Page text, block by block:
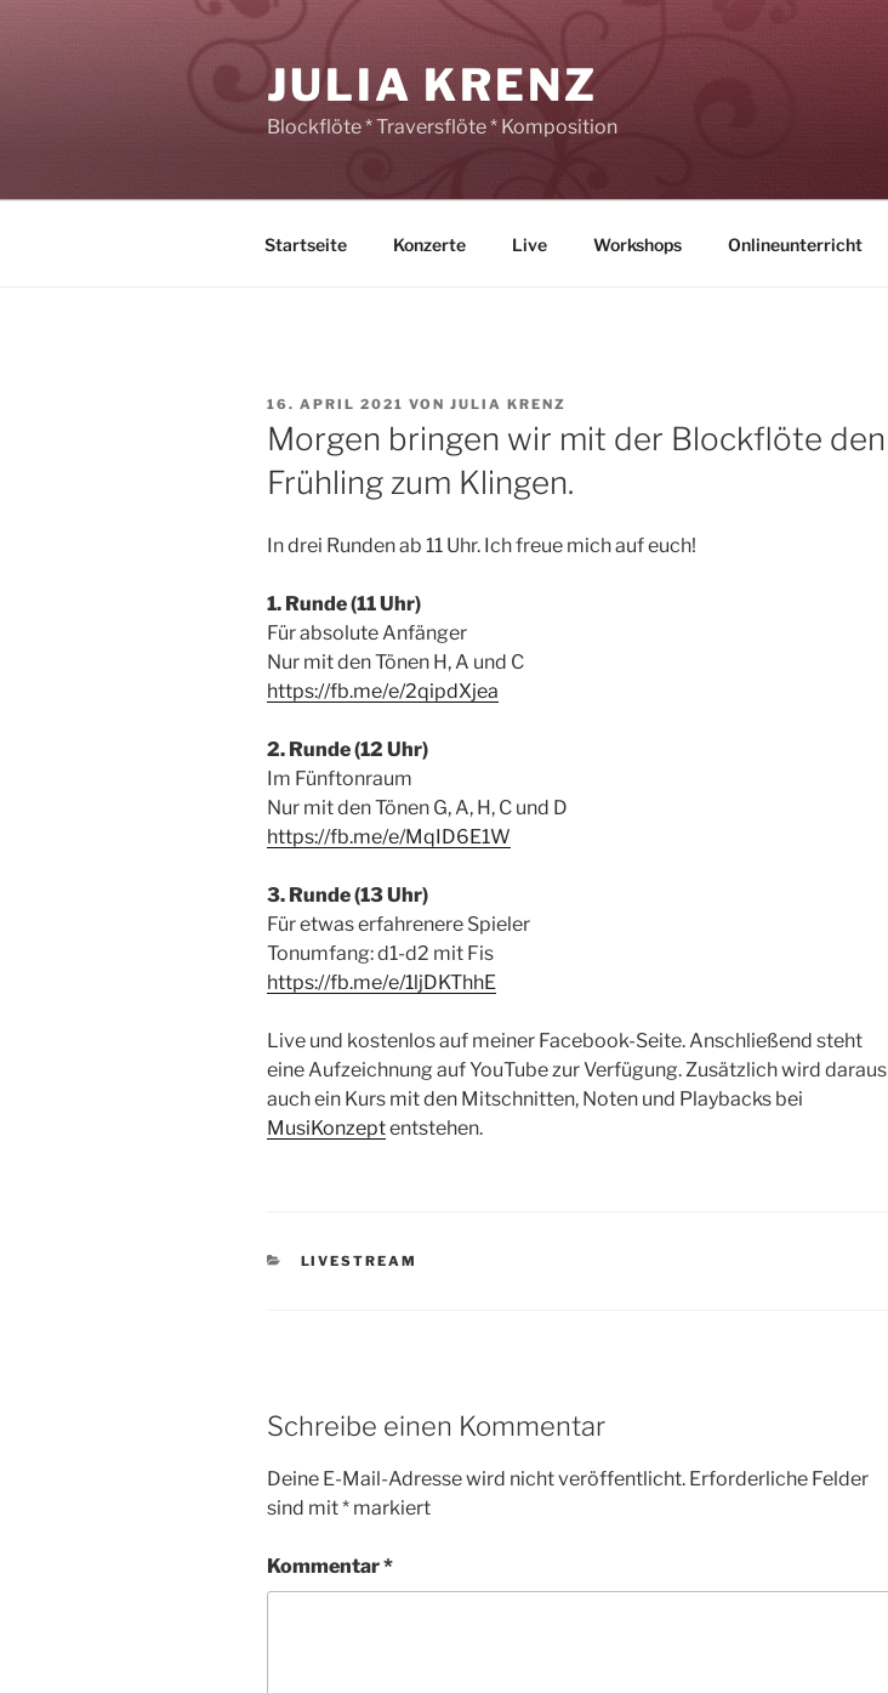
JULIA KRENZ
Blockflöte * Traversflöte * Komposition
Startseite Konzerte Live Workshops Onlineunterricht
VERÖFFENTLICHT
AM
16. APRIL 2021 VON JULIA KRENZ
Morgen bringen wir mit der Blockflöte den
Frühling zum Klingen.
In drei Runden ab 11 Uhr. Ich freue mich auf euch!
1. Runde (11 Uhr)
Für absolute Anfänger
Nur mit den Tönen H, A und C
https://fb.me/e/2qipdXjea
2. Runde (12 Uhr)
Im Fünftonraum
Nur mit den Tönen G, A, H, C und D
https://fb.me/e/MqID6E1W
3. Runde (13 Uhr)
Für etwas erfahrenere Spieler
Tonumfang: d1-d2 mit Fis
https://fb.me/e/1ljDKThhE
Live und kostenlos auf meiner Facebook-Seite. Anschließend steht
eine Aufzeichnung auf YouTube zur Verfügung. Zusätzlich wird daraus
auch ein Kurs mit den Mitschnitten, Noten und Playbacks bei
MusiKonzeptentstehen.
KATEGORIEN
LIVESTREAM
Schreibe einen Kommentar
Deine E-Mail-Adresse wird nicht veröffentlicht. Erforderliche Felder
sind mit* markiert
Kommentar*